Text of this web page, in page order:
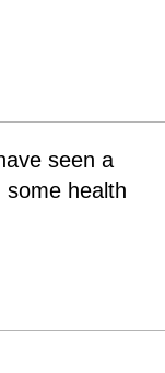
seen a
some health